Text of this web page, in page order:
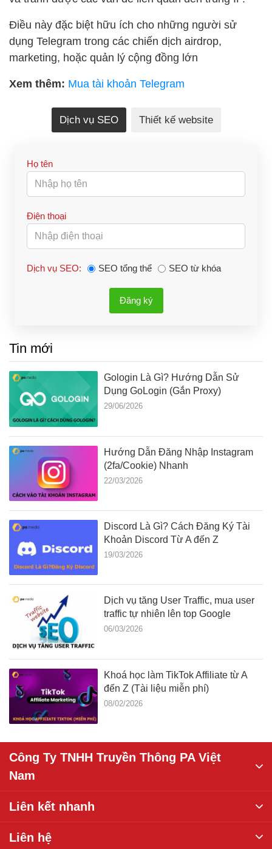
Điều này đặc biệt hữu ích cho những người sử
dụng Telegram trong các chiến dịch airdrop,
marketing, hoặc quản lý cộng đồng lớn
Xem thêm: Mua tài khoản Telegram
Dịch vụ SEO Thiết kế website
Họ tên
Điện thoại
Dịch vụ SEO: SEO tổng thể SEO từ khóa
Đăng ký
Tin mới
Gologin Là Gì? Hướng Dẫn Sử
Dụng GoLogin (Gắn Proxy)
29/06/2026
Hướng Dẫn Đăng Nhập Instagram
(2fa/Cookie) Nhanh
22/03/2026
Discord Là Gì? Cách Đăng Ký Tài
Khoản Discord Từ A đến Z
19/03/2026
Dịch vụ tăng User Traffic, mua user
traffic tự nhiên lên top Google
06/03/2026
Khoá học làm TikTok Affiliate từ A
đến Z (Tài liệu miễn phí)
08/02/2026
Công Ty TNHH Truyền Thông PA Việt
Nam
Liên kết nhanh
Liên hệ